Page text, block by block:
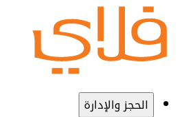
الحجز والإدارة